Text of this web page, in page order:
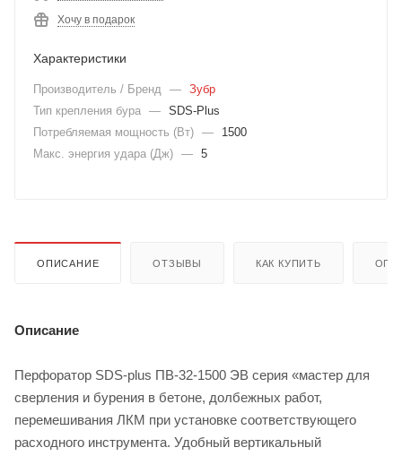
Хочу в подарок
Характеристики
Производитель / Бренд — Зубр
Тип крепления бура — SDS-Plus
Потребляемая мощность (Вт) —
1500
Макс. энергия удара (Дж) — 5
ОПИСАНИЕ ОТЗЫВЫ КАК КУПИТЬ
Описание
Перфоратор SDS-plus ПВ-32-1500 ЭВ серия «мастер для
сверления и бурения в бетоне, долбежных работ,
перемешивания ЛКМ при установке соответствующего
расходного инструмента. Удобный вертикальный